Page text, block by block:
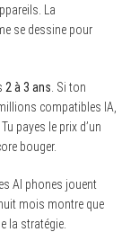
La
se dessine pour
2 à 3 ans . Si ton
compatibles IA,
payes le prix d’un
bouger.
AI phones jouent
mois montre que
la stratégie.